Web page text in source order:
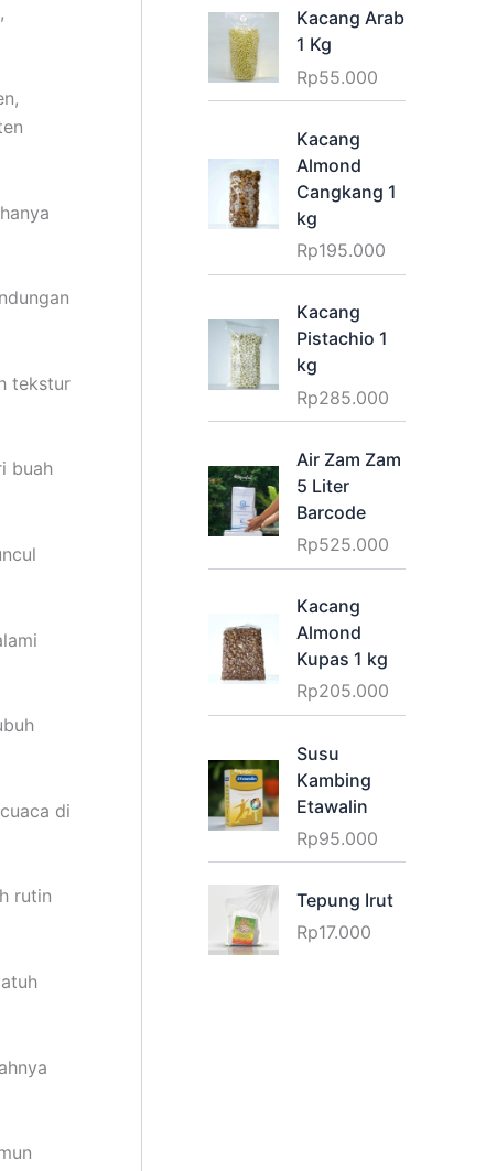
tekstur
buah
di
rutin
Kacang Arab
1 Kg
Rp55.000
Kacang
Almond
Cangkang 1
kg
Rp195.000
Kacang
Pistachio 1
kg
Rp285.000
Air Zam Zam
5 Liter
Barcode
Rp525.000
Kacang
Almond
Kupas 1 kg
Rp205.000
Susu
Kambing
Etawalin
Rp95.000
Tepung Irut
Rp17.000